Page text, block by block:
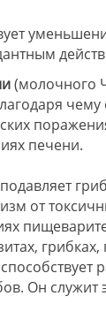
(молочного
печени.
подавляет
от
грибках,
Он служит